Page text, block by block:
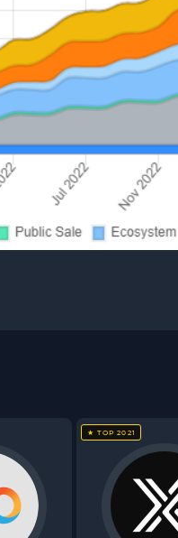
★ TOP 2021